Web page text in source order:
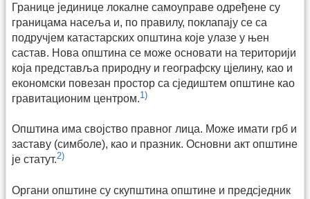
Границе јединице локалне самоуправе одређене су
границама насеља и, по правилу, поклапају се са
подручјем катастарских општина које улазе у њен
састав. Нова општина се може основати на територији
која представља природну и географску цјелину, као и
економски повезан простор са сједиштем општине као
гравитационим центром.1)
Општина има својство правног лица. Може имати грб и
заставу (симболе), као и празник. Основни акт општине
је статут.2)
Органи општине су скупштина општине и предсједник